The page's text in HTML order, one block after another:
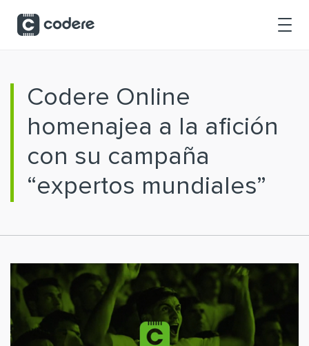
Codere Online
homenajea a la afición
con su campaña
“expertos mundiales”